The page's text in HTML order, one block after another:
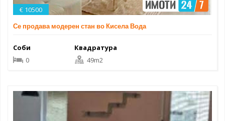
€ 10500
Се продава модерен стан во Кисела Вода
Соби
0
Квадратура
49m2